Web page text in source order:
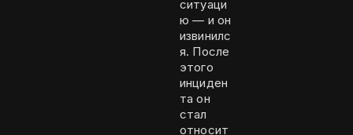
ситуаци
ю — и он
извинилс
я. После
этого
инциден
та он
стал
относит